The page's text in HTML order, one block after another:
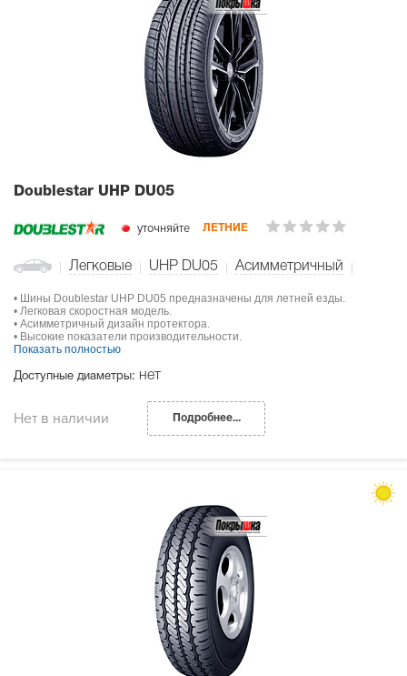
Doublestar UHP DU05
уточняйте ЛЕТНИЕ
Легковые UHP DU05 Асимметричный
• Шины Doublestar UHP DU05 предназначены для летней езды.
• Легковая скоростная модель.
• Асимметричный дизайн протектора.
• Высокие показатели производительности.
Показать полностью
Доступные диаметры: нет
Нет в наличии Подробнее...